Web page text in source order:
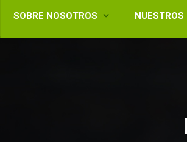
SOBRE NOSOTROS  NUESTROS